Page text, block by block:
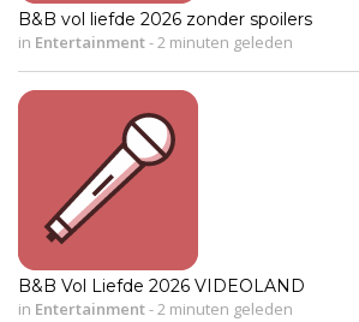
B&B vol liefde 2026 zonder spoilers
in Entertainment-2 minuten geleden
B&B Vol Liefde 2026 VIDEOLAND
in Entertainment-2 minuten geleden